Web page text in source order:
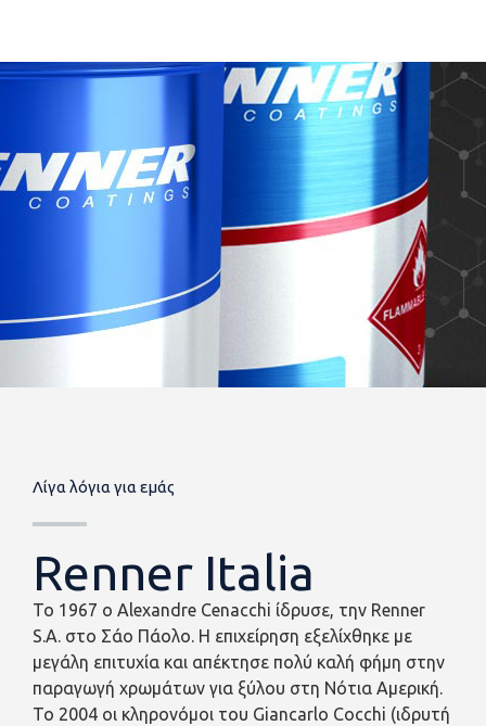
Λίγα λόγια για εμάς
Renner Italia
Το 1967 ο Alexandre Cenacchi ίδρυσε, την Renner
S.A. στο Σάο Πάολο. Η επιχείρηση εξελίχθηκε με
μεγάλη επιτυχία και απέκτησε πολύ καλή φήμη στην
παραγωγή χρωμάτων για ξύλου στη Νότια Αμερική.
Το 2004 οι κληρονόμοι του Giancarlo Cocchi (ιδρυτή